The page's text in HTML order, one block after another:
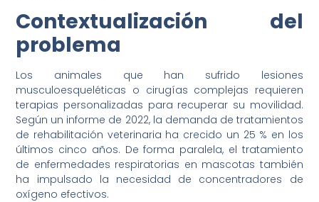
Contextualización del
problema
Los animales que han sufrido lesiones
musculoesqueléticas o cirugías complejas requieren
terapias personalizadas para recuperar su movilidad.
Según un informe de 2022, la demanda de tratamientos
de rehabilitación veterinaria ha crecido un 25 % en los
últimos cinco años. De forma paralela, el tratamiento
de enfermedades respiratorias en mascotas también
ha impulsado la necesidad de concentradores de
oxígeno efectivos.